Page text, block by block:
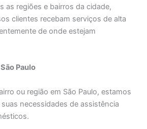
as regiões e bairros da cidade,
clientes recebam serviços de alta
de onde estejam
Paulo
ou região em São Paulo, estamos
necessidades de assistência